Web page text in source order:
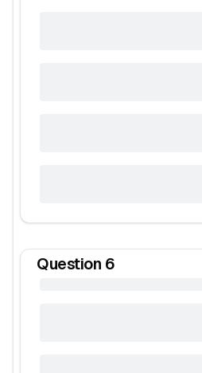
Question 6